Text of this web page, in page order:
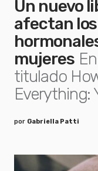
Un nuevo
afectan
mujeres
titulado
Everything:
por Gabriella Patti